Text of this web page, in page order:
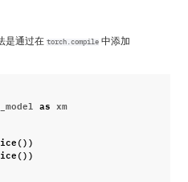
是通过在 torch.compile 中添加
as xm
())
())